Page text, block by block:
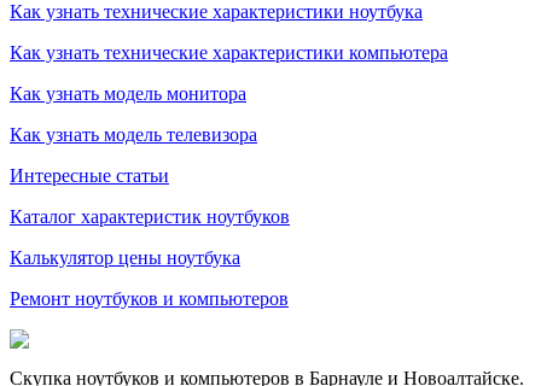
Как узнать технические характеристики ноутбука
Как узнать технические характеристики компьютера
Как узнать модель монитора
Как узнать модель телевизора
Интересные статьи
Каталог характеристик ноутбуков
Калькулятор цены ноутбука
Ремонт ноутбуков и компьютеров
Скупка ноутбуков и компьютеров в Барнауле и Новоалтайске.